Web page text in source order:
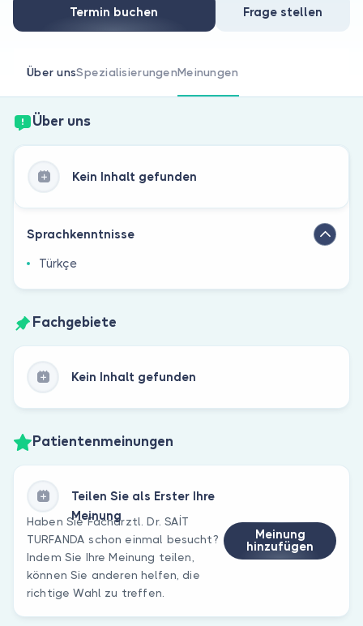
Termin buchen Frage stellen
Über unsSpezialisierungenMeinungen
Über uns
Kein Inhalt gefunden
Sprachkenntnisse
Türkçe
Fachgebiete
Kein Inhalt gefunden
Patientenmeinungen
Teilen Sie als Erster Ihre
Meinung
Haben Sie Fachärztl. Dr. SAİT
TURFANDA schon einmal besucht?
Indem Sie Ihre Meinung teilen,
können Sie anderen helfen, die
richtige Wahl zu treffen.
Meinung
hinzufügen